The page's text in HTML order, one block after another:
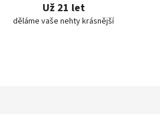
Už 21 let
děláme vaše nehty krásnější